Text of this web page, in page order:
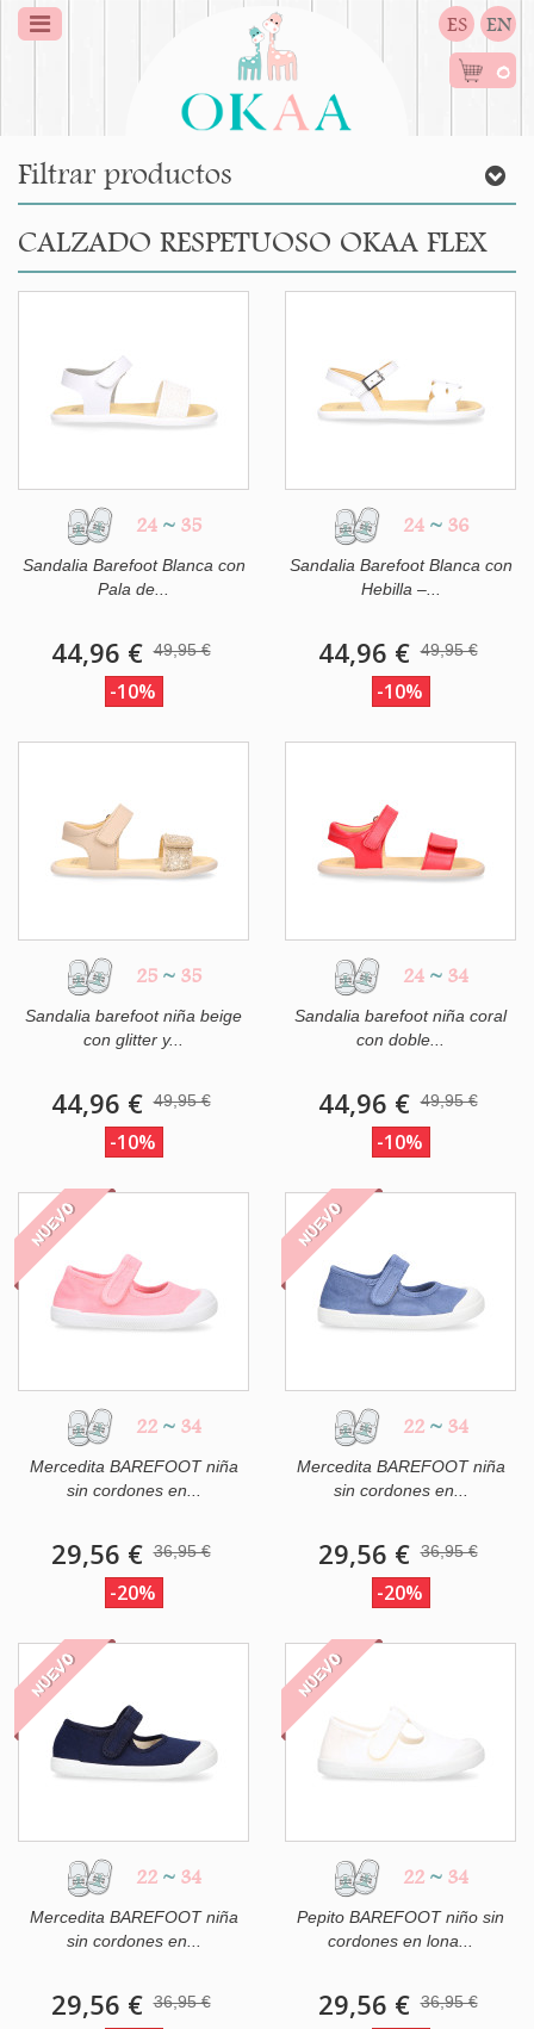
ES EN
0
Filtrar productos
CALZADO RESPETUOSO OKAA FLEX
24 ~ 35
Sandalia Barefoot Blanca con
Pala de...
44,96 € 49,95 €
-10%
24 ~ 36
Sandalia Barefoot Blanca con
Hebilla –...
44,96 € 49,95 €
-10%
25 ~ 35
Sandalia barefoot niña beige
con glitter y...
44,96 € 49,95 €
-10%
24 ~ 34
Sandalia barefoot niña coral
con doble...
44,96 € 49,95 €
-10%
NUEVO
22 ~ 34
Mercedita BAREFOOT niña
sin cordones en...
29,56 € 36,95 €
-20%
NUEVO
22 ~ 34
Mercedita BAREFOOT niña
sin cordones en...
29,56 € 36,95 €
-20%
NUEVO
22 ~ 34
Mercedita BAREFOOT niña
sin cordones en...
29,56 € 36,95 €
NUEVO
22 ~ 34
Pepito BAREFOOT niño sin
cordones en lona...
29,56 € 36,95 €